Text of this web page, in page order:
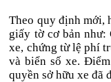
Theo quy định mới,
giấy tờ cơ bản như:
xe, chứng từ lệ phí
và biển số xe.
quyền sở hữu xe đã